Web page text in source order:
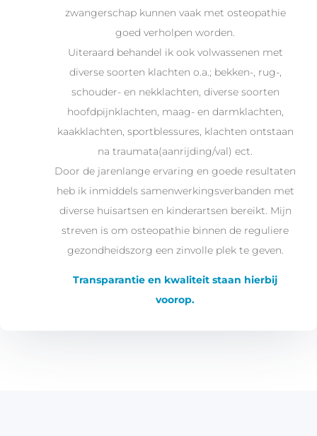
zwangerschap kunnen vaak met osteopathie
goed verholpen worden.
Uiteraard behandel ik ook volwassenen met
diverse soorten klachten o.a.; bekken-, rug-,
schouder- en nekklachten, diverse soorten
hoofdpijnklachten, maag- en darmklachten,
kaakklachten, sportblessures, klachten ontstaan
na traumata(aanrijding/val) ect.
Door de jarenlange ervaring en goede resultaten
heb ik inmiddels samenwerkingsverbanden met
diverse huisartsen en kinderartsen bereikt. Mijn
streven is om osteopathie binnen de reguliere
gezondheidszorg een zinvolle plek te geven.
Transparantie en kwaliteit staan hierbij
voorop.